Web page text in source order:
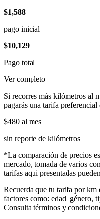
$1,588
pago inicial
$10,129
Pago total
Ver completo
Si recorres más kilómetros al
pagarás una tarifa preferencial
$480 al mes
sin reporte de kilómetros
*La comparación de precios
mercado, tomada de varios
tarifas aqui presentadas
Recuerda que tu tarifa por km
factores como: edad, género,
Consulta términos y